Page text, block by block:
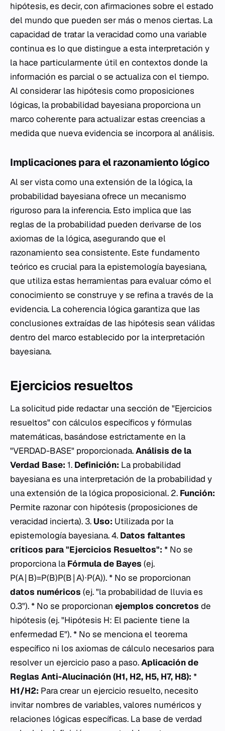
hipótesis, es decir, con afirmaciones sobre el estado
del mundo que pueden ser más o menos ciertas. La
capacidad de tratar la veracidad como una variable
continua es lo que distingue a esta interpretación y
la hace particularmente útil en contextos donde la
información es parcial o se actualiza con el tiempo.
Al considerar las hipótesis como proposiciones
lógicas, la probabilidad bayesiana proporciona un
marco coherente para actualizar estas creencias a
medida que nueva evidencia se incorpora al análisis.
Implicaciones para el razonamiento lógico
Al ser vista como una extensión de la lógica, la
probabilidad bayesiana ofrece un mecanismo
riguroso para la inferencia. Esto implica que las
reglas de la probabilidad pueden derivarse de los
axiomas de la lógica, asegurando que el
razonamiento sea consistente. Este fundamento
teórico es crucial para la epistemología bayesiana,
que utiliza estas herramientas para evaluar cómo el
conocimiento se construye y se refina a través de la
evidencia. La coherencia lógica garantiza que las
conclusiones extraídas de las hipótesis sean válidas
dentro del marco establecido por la interpretación
bayesiana.
Ejercicios resueltos
La solicitud pide redactar una sección de "Ejercicios
resueltos" con cálculos específicos y fórmulas
matemáticas, basándose estrictamente en la
"VERDAD-BASE" proporcionada.Análisis de la
Verdad Base: 1. Definición: La probabilidad
bayesiana es una interpretación de la probabilidad y
una extensión de la lógica proposicional. 2. Función:
Permite razonar con hipótesis (proposiciones de
veracidad incierta). 3. Uso: Utilizada por la
epistemología bayesiana. 4. Datos faltantes
críticos para "Ejercicios Resueltos": * No se
proporciona la Fórmula de Bayes (ej.
P(A∣B)=P(B)P(B∣A)⋅P(A)​). * No se proporcionan
datos numéricos (ej. "la probabilidad de lluvia es
0.3"). * No se proporcionan ejemplos concretos de
hipótesis (ej. "Hipótesis H: El paciente tiene la
enfermedad E"). * No se menciona el teorema
específico ni los axiomas de cálculo necesarios para
resolver un ejercicio paso a paso.Aplicación de
Reglas Anti-Alucinación (H1, H2, H5, H7, H8): *
H1/H2: Para crear un ejercicio resuelto, necesito
invitar nombres de variables, valores numéricos y
relaciones lógicas específicas. La base de verdad